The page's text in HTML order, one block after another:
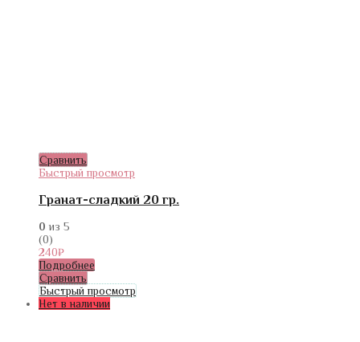
Сравнить
Быстрый просмотр
Гранат-сладкий 20 гр.
0 из 5
(0)
240₽
Подробнее
Сравнить
Быстрый просмотр
Нет в наличии